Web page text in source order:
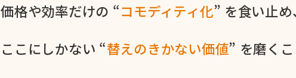
価格や​効率だけの​ “コモディティ化” を​食い​止め、
ここに​しかない​ “替えの​きかない​価値” を​磨く​